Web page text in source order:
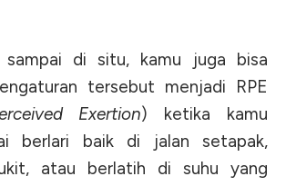
sampai di situ, kamu juga bisa
tersebut menjadi RPE
Exertion) ketika kamu
berlari baik di jalan setapak,
atau berlatih di suhu yang